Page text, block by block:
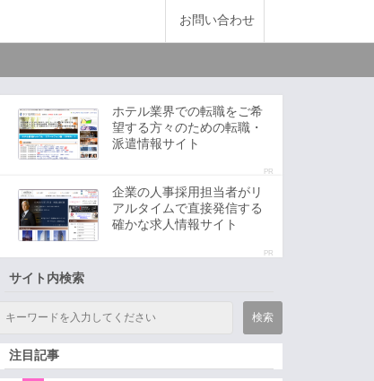
お問い合わせ
PR
ホテル業界での転職をご希
望する方々のための転職・
派遣情報サイト
PR
企業の人事採用担当者がリ
アルタイムで直接発信する
確かな求人情報サイト
サイト内検索
注目記事